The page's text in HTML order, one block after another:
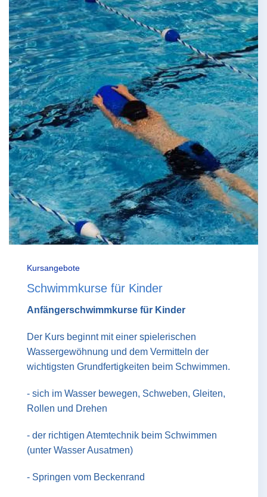
Kursangebote
Schwimmkurse für Kinder
Anfängerschwimmkurse für Kinder
Der Kurs beginnt mit einer spielerischen
Wassergewöhnung und dem Vermitteln der
wichtigsten Grundfertigkeiten beim Schwimmen.
- sich im Wasser bewegen, Schweben, Gleiten,
Rollen und Drehen
- der richtigen Atemtechnik beim Schwimmen
(unter Wasser Ausatmen)
- Springen vom Beckenrand